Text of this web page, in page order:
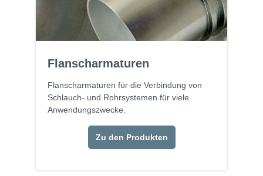
Flanscharmaturen
Flanscharmaturen für die Verbindung von
Schlauch- und Rohrsystemen für viele
Anwendungszwecke.
Zu den Produkten